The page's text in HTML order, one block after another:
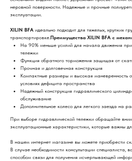
неровной поверхности. Надежные и прочные
эксплуатации.
XILIN BFA идеально подходит для тяжелых, хрупких
транспортировке.Преимущества XILIN BFA с
На 90% меньше усилий для начала движения
тележки
Функция обратного торможения защищая от
Прочная и долговечная конструкция
Компактные размеры и высокая маневренность
условиях дефицита пространства
Надежный конструкция гидравлического
обслуживание
Дополнительное колесо для легкого заезда на
При выборе гидравлической тележки обращайте
эксплуатационные характеристики, которые важны
В нашем интернет магазине вы можете приобрести
В случае необходимости консультации специалиста,
способом связи для получения исчерпывающей